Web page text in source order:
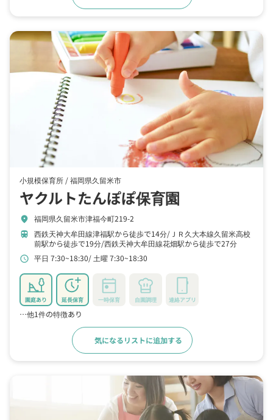
小規模保育所 /福岡県久留米市
ヤクルトたんぽぽ保育園
location_on 福岡県久留米市津福今町219-2
train 西鉄天神大牟田線津福駅から徒歩で14分
ＪＲ久大本線久留米高校
前駅から徒歩で19分 西鉄天神大牟田線花畑駅から徒歩で27分
schedule 平日 7:30~18:30 土曜 7:30~18:30
園庭あり 延長保育 一時保育 自園調理 連絡アプリ
…他1件の特徴あり
気になるリストに追加する